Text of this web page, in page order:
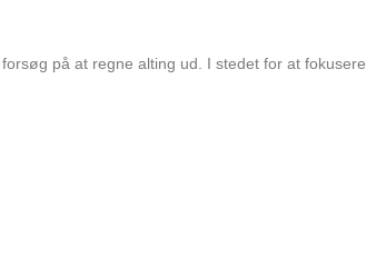
på at regne alting ud. I stedet for at fokusere